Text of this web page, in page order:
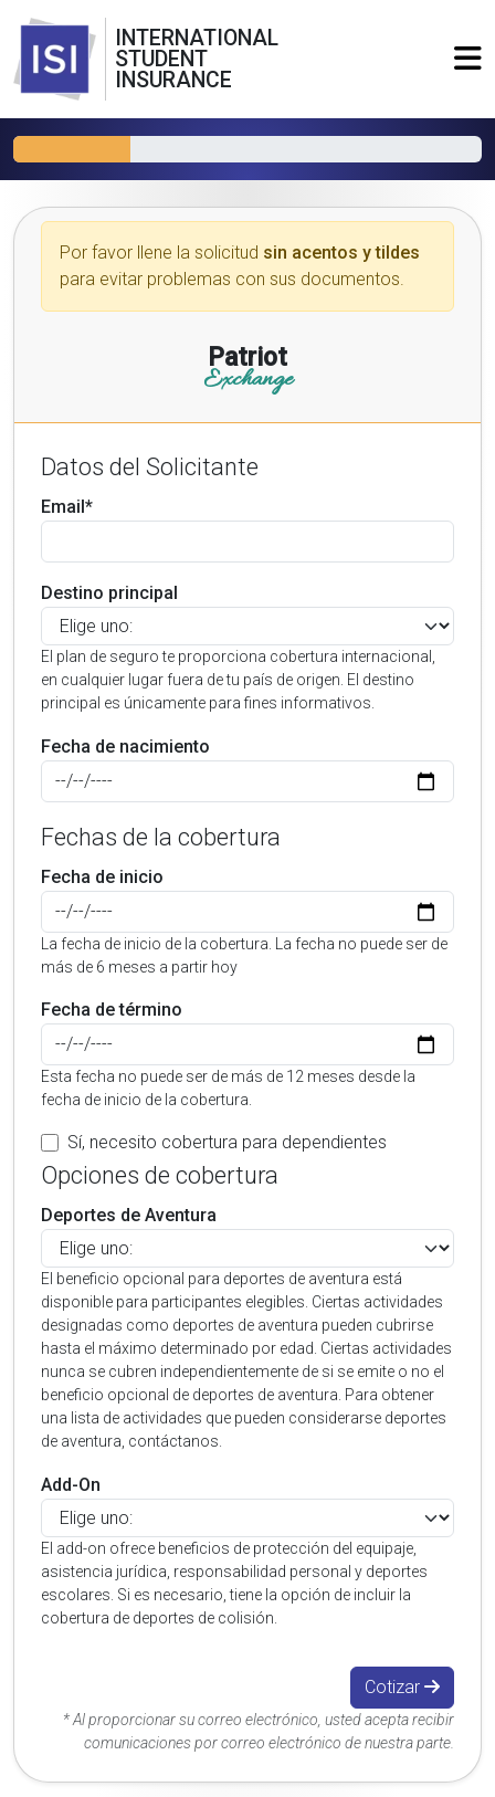
INTERNATIONAL
STUDENT
INSURANCE
Por favor llene la solicitud sin acentos y tildes
para evitar problemas con sus documentos.
Patriot
Exchange
Datos del Solicitante
Email*
Destino principal
El plan de seguro te proporciona cobertura internacional,
en cualquier lugar fuera de tu país de origen. El destino
principal es únicamente para fines informativos.
Fecha de nacimiento
Fechas de la cobertura
Fecha de inicio
La fecha de inicio de la cobertura. La fecha no puede ser de
más de 6 meses a partir hoy
Fecha de término
Esta fecha no puede ser de más de 12 meses desde la
fecha de inicio de la cobertura.
Sí, necesito cobertura para dependientes
Opciones de cobertura
Deportes de Aventura
El beneficio opcional para deportes de aventura está
disponible para participantes elegibles. Ciertas actividades
designadas como deportes de aventura pueden cubrirse
hasta el máximo determinado por edad. Ciertas actividades
nunca se cubren independientemente de si se emite o no el
beneficio opcional de deportes de aventura. Para obtener
una lista de actividades que pueden considerarse deportes
de aventura, contáctanos.
Add-On
El add-on ofrece beneficios de protección del equipaje,
asistencia jurídica, responsabilidad personal y deportes
escolares. Si es necesario, tiene la opción de incluir la
cobertura de deportes de colisión.
Cotizar
* Al proporcionar su correo electrónico, usted acepta recibir
comunicaciones por correo electrónico de nuestra parte.